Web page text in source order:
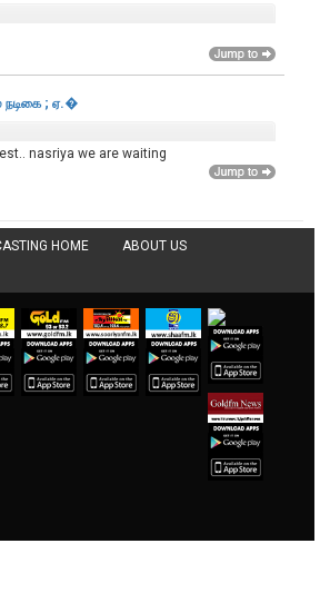
நடிகை ; ஏ.�
nasriya we are waiting
HOME ABOUT US